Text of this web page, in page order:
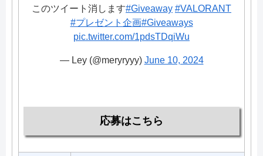
このツイート消します#Giveaway #VALORANT
#プレゼント企画#Giveaways
pic.twitter.com/1pdsTDqiWu
— Ley (@meryryyy) June 10, 2024
応募はこちら